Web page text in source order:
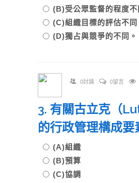
(B)受公眾監督的程度
(C)組織目標的評估不
(D)獨占與競爭的不同。
0討論 0留言
3. 有關古立克（
的行政管理構成
(A)組織
(B)預算
(C)協調